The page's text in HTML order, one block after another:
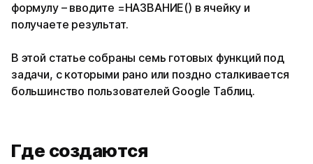
формулу – вводите =НАЗВАНИЕ() в ячейку и
получаете результат.
В этой статье собраны семь готовых функций под
задачи, с которыми рано или поздно сталкивается
большинство пользователей Google Таблиц.
Где создаются